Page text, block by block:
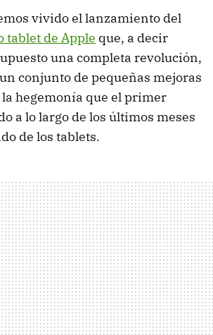
vivido el lanzamiento del
tablet de Apple que, a decir
una completa revolución,
conjunto de pequeñas mejoras
hegemonía que el primer
a lo largo de los últimos meses
de los tablets.